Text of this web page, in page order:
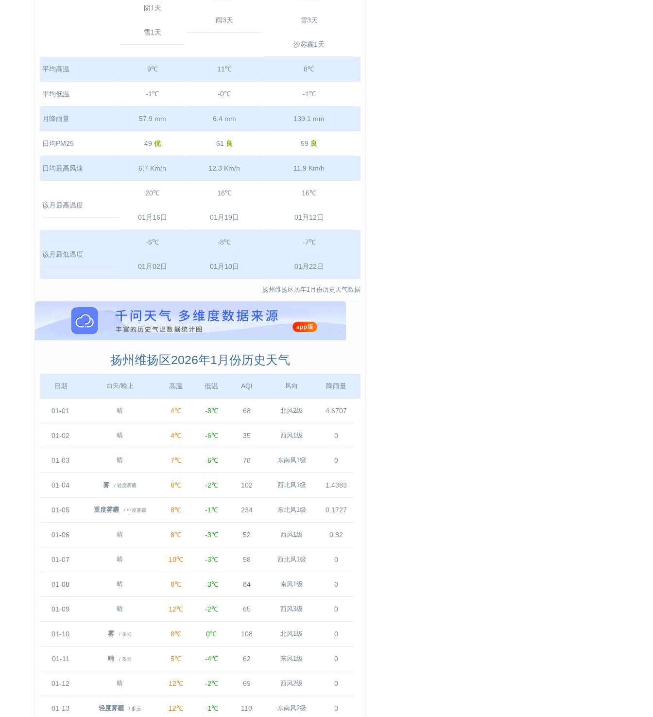
阴1天
雪1天
雨3天 雪3天
沙雾霾1天
平均高温 9℃ 11℃ 8℃
平均低温 -1℃ -0℃ -1℃
月降雨量 57.9 mm 6.4 mm 139.1 mm
日均PM25 49 优 61 良 59 良
日均最高风速 6.7 Km/h 12.3 Km/h 11.9 Km/h
该月最高温度
20℃
01月16日
16℃
01月19日
16℃
01月12日
该月最低温度
-6℃
01月02日
-8℃
01月10日
-7℃
01月22日
扬州维扬区历年1月份历史天气数据
扬州维扬区2026年1月份历史天气
日期 白天/晚上 高温 低温 AQI 风向 降雨量
01-01 晴 4℃ -3℃ 68 北风2级 4.6707
01-02 晴 4℃ -6℃ 35 西风1级 0
01-03 晴 7℃ -6℃ 78 东南风1级 0
01-04 雾 / 轻度雾霾 8℃ -2℃ 102 西北风1级 1.4383
01-05 重度雾霾 / 中度雾霾 8℃ -1℃ 234 东北风1级 0.1727
01-06 晴 8℃ -3℃ 52 西风1级 0.82
01-07 晴 10℃ -3℃ 58 西北风1级 0
01-08 晴 8℃ -3℃ 84 南风1级 0
01-09 晴 12℃ -2℃ 65 西风3级 0
01-10 雾 / 多云 8℃ 0℃ 108 北风1级 0
01-11 晴 / 多云 5℃ -4℃ 62 东风1级 0
01-12 晴 12℃ -2℃ 69 西风2级 0
01-13 轻度雾霾 / 多云 12℃ -1℃ 110 东南风2级 0